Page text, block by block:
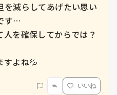
を減らしてあげたい思い
す…
を確保してからでは？
すよね💦
いいね